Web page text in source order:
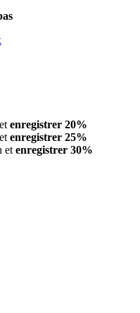
enregistrer 20%
enregistrer 25%
et enregistrer 30%